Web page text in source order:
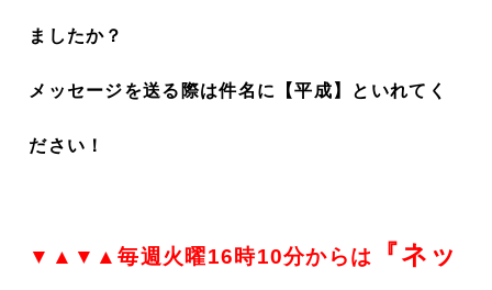
ましたか？
メッセージを送る際は件名に【平成】といれてく
ださい！
▼▲▼▲毎週火曜16時10分からは
『ネッ